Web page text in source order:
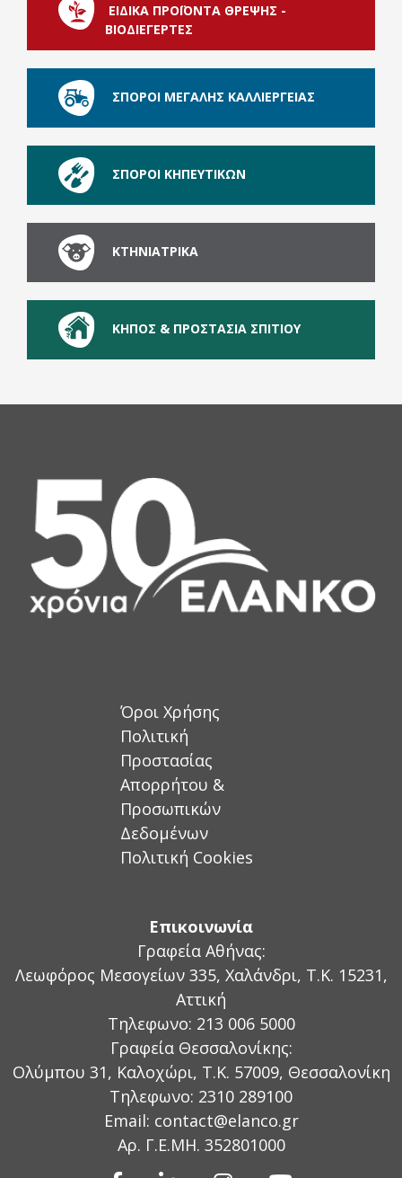
ΕΙΔΙΚΑ ΠΡΟΪΟΝΤΑ ΘΡΕΨΗΣ -
ΒΙΟΔΙΕΓΕΡΤΕΣ
ΣΠΟΡΟΙ ΜΕΓΑΛΗΣ ΚΑΛΛΙΕΡΓΕΙΑΣ
ΣΠΟΡΟΙ ΚΗΠΕΥΤΙΚΩΝ
ΚΤΗΝΙΑΤΡΙΚΑ
ΚΗΠΟΣ & ΠΡΟΣΤΑΣΙΑ ΣΠΙΤΙΟΥ
Όροι Χρήσης
Πολιτική
Προστασίας
Απορρήτου &
Προσωπικών
Δεδομένων
Πολιτική Cookies
Επικοινωνία
Γραφεία Αθήνας:
Λεωφόρος Μεσογείων 335, Χαλάνδρι, Τ.Κ. 15231,
Αττική
Τηλεφωνο: 213 006 5000
Γραφεία Θεσσαλονίκης:
Ολύμπου 31, Καλοχώρι, Τ.Κ. 57009, Θεσσαλονίκη
Τηλεφωνο: 2310 289100
Email: contact@elanco.gr
Aρ. Γ.Ε.ΜΗ. 352801000